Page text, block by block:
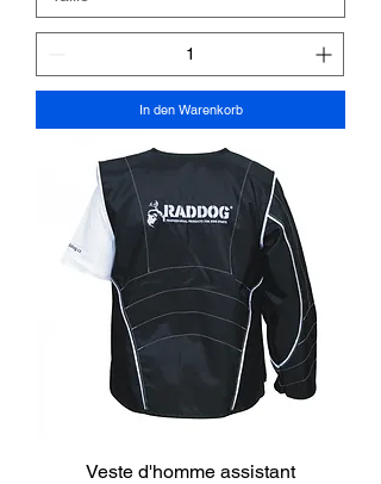
In den Warenkorb
Veste d'homme assistant